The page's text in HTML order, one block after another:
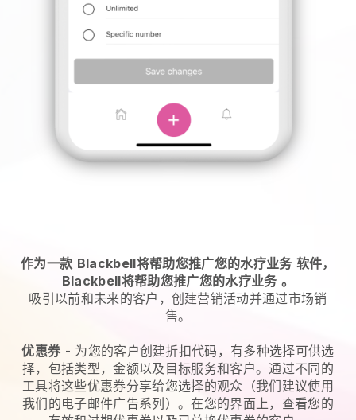
作为一款 Blackbell将帮助您推广您的水疗业务 软件，
Blackbell将帮助您推广您的水疗业务 。
吸引以前和未来的客户，创建营销活动并通过市场销
售。
优惠券- 为您的客户创建折扣代码，有多种选择可供选
择，包括类型，金额以及目标服务和客户。通过不同的
工具将这些优惠券分享给您选择的观众（我们建议使用
我们的电子邮件广告系列）。在您的界面上，查看您的